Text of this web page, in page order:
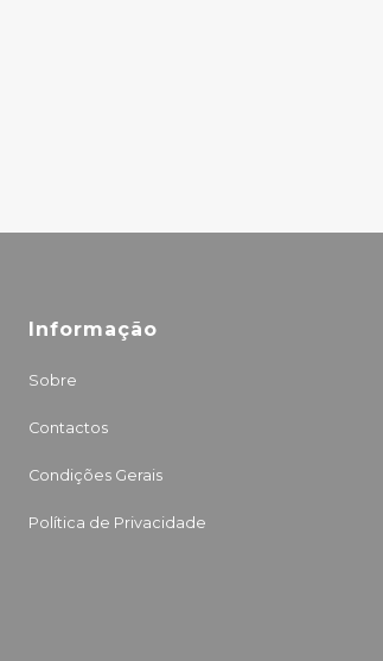
Informação
Sobre
Contactos
Condições Gerais
Política de Privacidade